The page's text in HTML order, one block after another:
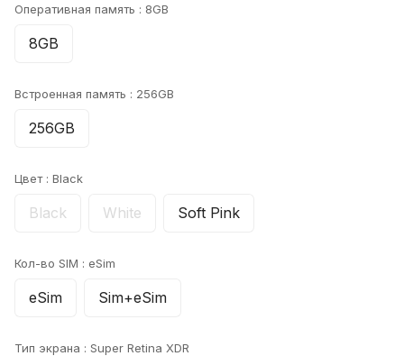
Оперативная память : 8GB
8GB
Встроенная память : 256GB
256GB
Цвет : Black
Black White Soft Pink
Кол-во SIM : eSim
eSim Sim+eSim
Тип экрана : Super Retina XDR